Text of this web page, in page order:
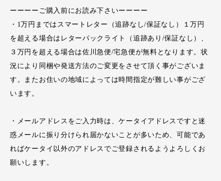
ーーーーご購入前にお読み下さいーーーー
・1万円まではスマートレター（追跡なし/保証なし）１万円
を超える場合はレターパックライト（追跡あり/保証なし）、
３万円を超える場合は佐川急便/宅急便が無料となります。状
況により同梱や発送方法のご変更をさせて頂く事がございま
す。またお住いの地域によっては時間指定が難しい事がござ
います。
・メールアドレスをご入力時は、ケータイアドレスですと迷
惑メールに振り分けられ届かないことが多いため、可能であ
ればケータイ以外のアドレスでご登録されるようよろしくお
願いします。